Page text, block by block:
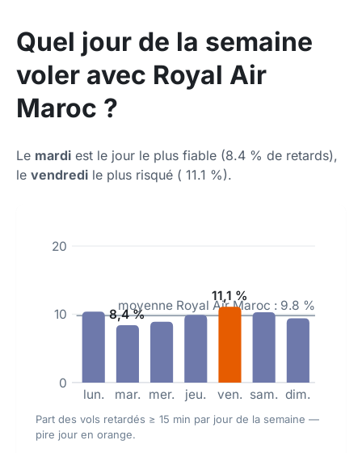
Quel jour de la semaine
voler avec Royal Air
Maroc ?
Le mardi est le jour le plus fiable (8.4 % de retards),
le vendredi le plus risqué ( 11.1 %).
0
10
20
moyenne Royal Air Maroc : 9.8 %
lun.
8,4 %
mar. mer. jeu.
11,1 %
ven. sam. dim.
Part des vols retardés ≥ 15 min par jour de la semaine —
pire jour en orange.